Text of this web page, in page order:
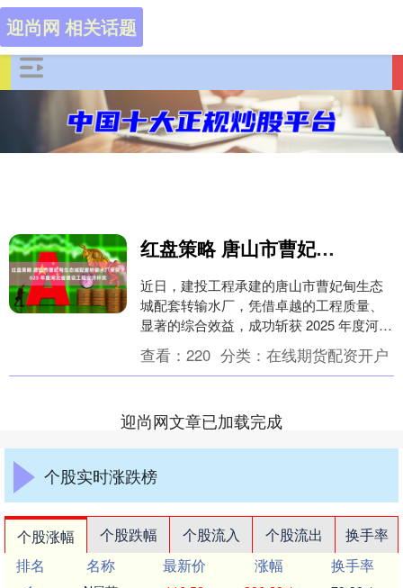
迎尚网 相关话题
红盘策略 唐山市曹妃甸生态城配套转输水厂荣获 2025 年度河北省建设工程安济杯奖
近日，建投工程承建的唐山市曹妃甸生态
城配套转输水厂，凭借卓越的工程质量、
显著的综合效益，成功斩获 2025 年度河北
省建设工程安济杯奖(省优质工程)。这一荣
誉标....
查看： 220 分类： 在线期货配资开户
迎尚网文章已加载完成
个股实时涨跌榜
个股涨幅 个股跌幅 个股流入 个股流出
换手率
排名
名称 最新价 涨幅
换手率